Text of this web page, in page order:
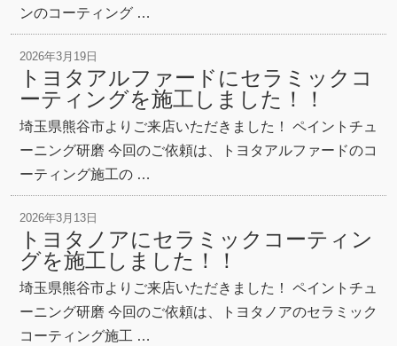
ンのコーティング …
2026年3月19日
トヨタアルファードにセラミックコ
ーティングを施工しました！！
埼玉県熊谷市よりご来店いただきました！ ペイントチュ
ーニング研磨 今回のご依頼は、トヨタアルファードのコ
ーティング施工の …
2026年3月13日
トヨタノアにセラミックコーティン
グを施工しました！！
埼玉県熊谷市よりご来店いただきました！ ペイントチュ
ーニング研磨 今回のご依頼は、トヨタノアのセラミック
コーティング施工 …